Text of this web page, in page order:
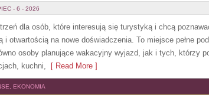
- 6 - 2026
dla osób, które interesują się turystyką i chcą
i otwartością na nowe doświadczenia. To miejsce pełne
osoby planujące wakacyjny wyjazd, jak i tych, którzy
kuchni, [ Read More ]
EKONOMIA